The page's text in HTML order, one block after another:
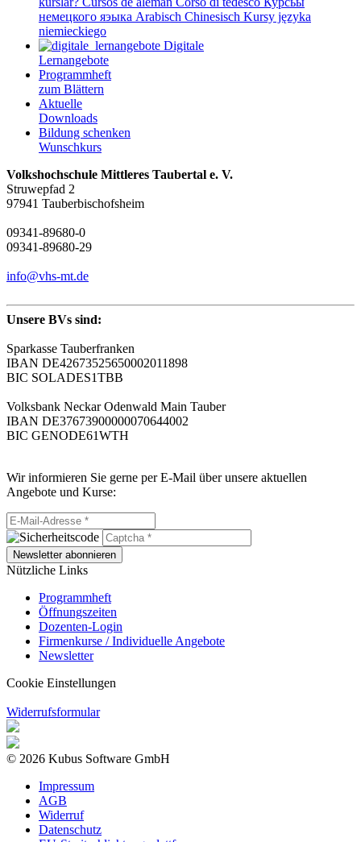
немецкого яэыка Arabisch Chinesisch Kursy języka
niemieckiego
Digitale
Lernangebote
Programmheft
zum Blättern
Aktuelle
Downloads
Bildung schenken
Wunschkurs
Volkshochschule Mittleres Taubertal e. V.
Struwepfad 2
97941 Tauberbischofsheim
09341-89680-0
09341-89680-29
info@vhs-mt.de
Unsere BVs sind:
Sparkasse Tauberfranken
IBAN DE42673525650002011898
BIC SOLADES1TBB
Volksbank Neckar Odenwald Main Tauber
IBAN DE37673900000070644002
BIC GENODE61WTH
Wir informieren Sie gerne per E-Mail über unsere aktuellen
Angebote und Kurse:
Newsletter abonnieren
Nützliche Links
Programmheft
Öffnungszeiten
Dozenten-Login
Firmenkurse / Individuelle Angebote
Newsletter
Cookie Einstellungen
Widerrufsformular
© 2026 Kubus Software GmbH
Impressum
AGB
Widerruf
Datenschutz